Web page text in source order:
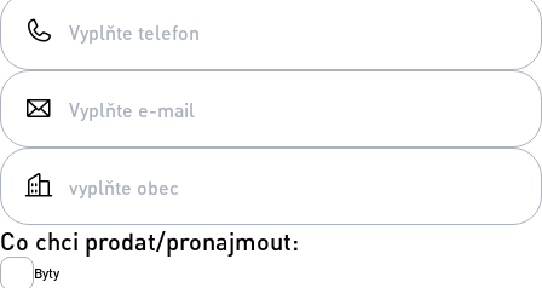
Co chci prodat/pronajmout:
Byty